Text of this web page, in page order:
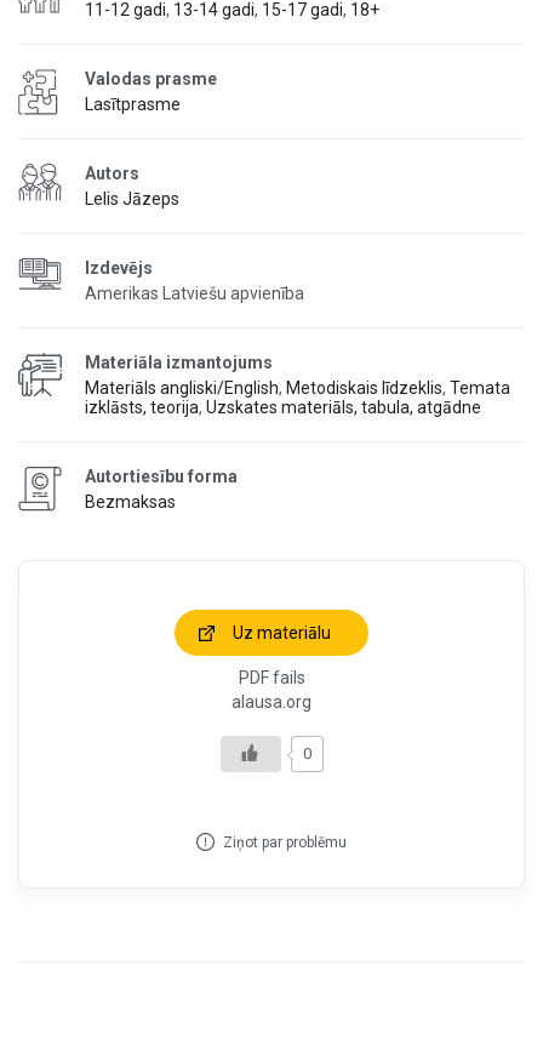
11-12 gadi, 13-14 gadi, 15-17 gadi, 18+
Valodas prasme
Lasītprasme
Autors
Lelis Jāzeps
Izdevējs
Amerikas Latviešu apvienība
Materiāla izmantojums
Materiāls angliski/English, Metodiskais līdzeklis, Temata
izklāsts, teorija, Uzskates materiāls, tabula, atgādne
Autortiesību forma
Bezmaksas
Uz materiālu
PDF fails
alausa.org
0
Ziņot par problēmu